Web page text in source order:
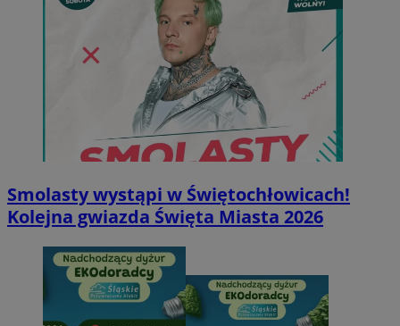
Smolasty wystąpi w Świętochłowicach!
Kolejna gwiazda Święta Miasta 2026